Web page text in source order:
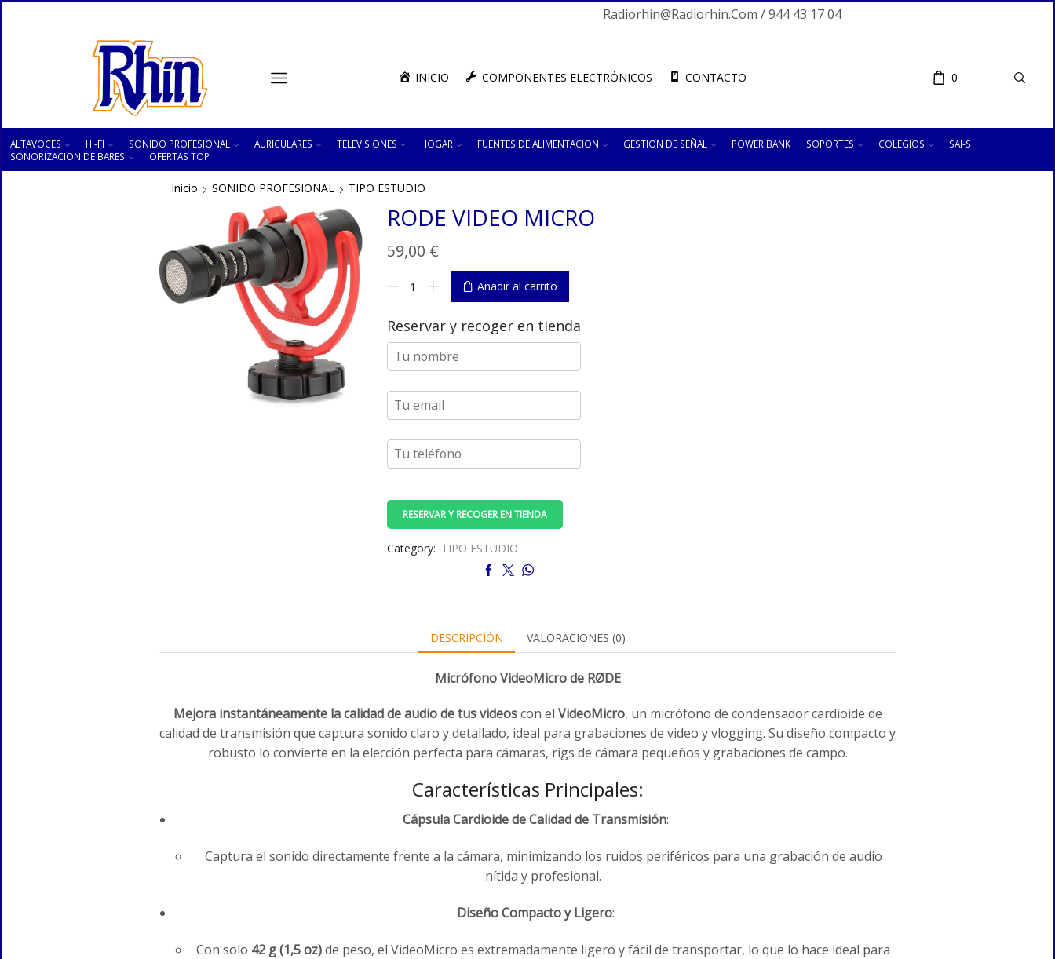
Radiorhin@radiorhin.com / 944 43 17 04
INICIO COMPONENTES ELECTRÓNICOS CONTACTO 0
ALTAVOCES HI-FI SONIDO PROFESIONAL AURICULARES TELEVISIONES HOGAR FUENTES DE ALIMENTACION GESTION DE SEÑAL POWER BANK SOPORTES COLEGIOS
SAI-S
SONORIZACION DE BARES
OFERTAS TOP
Inicio SONIDO PROFESIONAL TIPO ESTUDIO
RODE VIDEO MICRO
59,00 €
VIDEO
cantidad
Añadir al carrito
Reservar y recoger en tienda
RESERVAR Y RECOGER EN TIENDA
Category: TIPO ESTUDIO
DESCRIPCIÓN VALORACIONES (0)
Micrófono VideoMicro de RØDE
Mejora instantáneamente la calidad de audio de tus videoscon el VideoMicro, un micrófono de condensador cardioide de
calidad de transmisión que captura sonido claro y detallado, ideal para grabaciones de video y vlogging. Su diseño compacto y
robusto lo convierte en la elección perfecta para cámaras, rigs de cámara pequeños y grabaciones de campo.
Características Principales:
Cápsula Cardioide de Calidad de Transmisión:
Captura el sonido directamente frente a la cámara, minimizando los ruidos periféricos para una grabación de audio
nítida y profesional.
Diseño Compacto y Ligero:
Con solo 42 g (1,5 oz)de peso, el VideoMicro es extremadamente ligero y fácil de transportar, lo que lo hace ideal para